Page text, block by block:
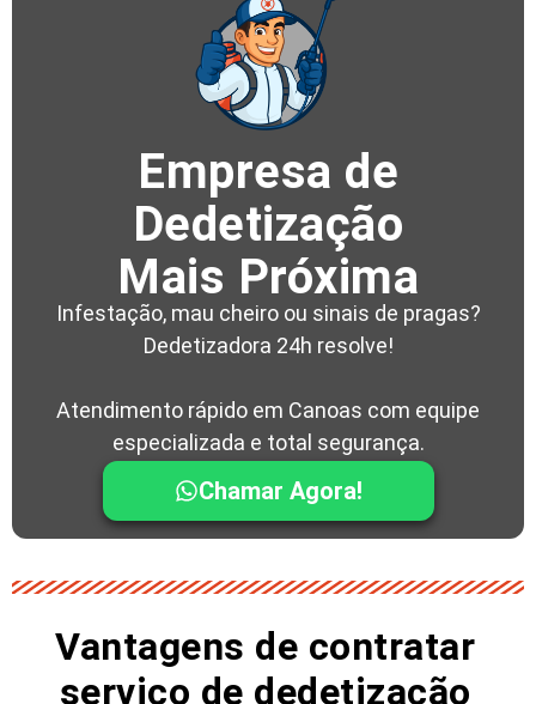
Empresa de
Dedetização
Mais Próxima
Infestação, mau cheiro ou sinais de pragas?
Dedetizadora 24h resolve!
Atendimento rápido em Canoas com equipe
especializada e total segurança.
Chamar Agora!
Vantagens de contratar
serviço de dedetização